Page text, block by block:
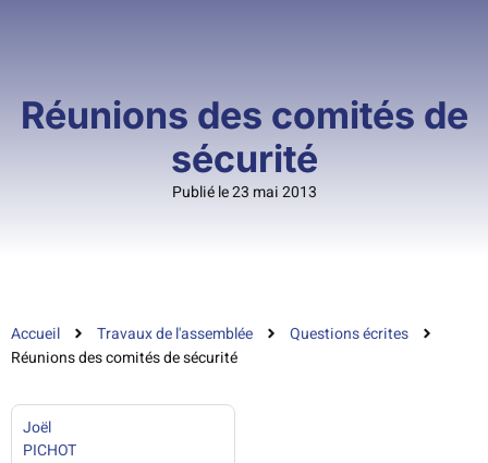
Réunions des comités de
sécurité
Publié le 23 mai 2013
Accueil Travaux de l'assemblée
Questions écrites
Réunions des comités de sécurité
Joël
PICHOT